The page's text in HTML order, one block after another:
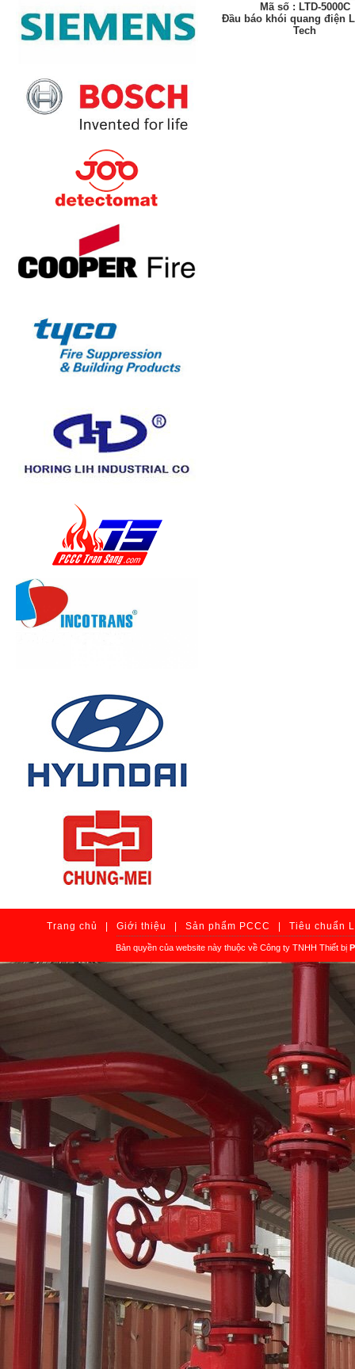
Mã số : LTD-5000C
Đầu báo khói quang điện
Tech
Trang chủ Giới thiệu Sản phẩm PCCC Tiêu chuẩn
Bản quyền của website này thuộc về Công ty TNHH Thiết bị